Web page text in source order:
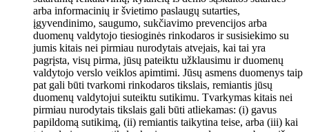
arba informacinių ir švietimo paslaugų sutarties,
įgyvendinimo, saugumo, sukčiavimo prevencijos arba
duomenų valdytojo tiesioginės rinkodaros ir susisiekimo su
jumis kitais nei pirmiau nurodytais atvejais, kai tai yra
pagrįsta, visų pirma, jūsų pateiktu užklausimu ir duomenų
valdytojo verslo veiklos apimtimi. Jūsų asmens duomenys taip
pat gali būti tvarkomi rinkodaros tikslais, remiantis jūsų
duomenų valdytojui suteiktu sutikimu. Tvarkymas kitais nei
pirmiau nurodytais tikslais gali būti atliekamas: (i) gavus
papildomą sutikimą, (ii) remiantis taikytina teise, arba (iii) kai